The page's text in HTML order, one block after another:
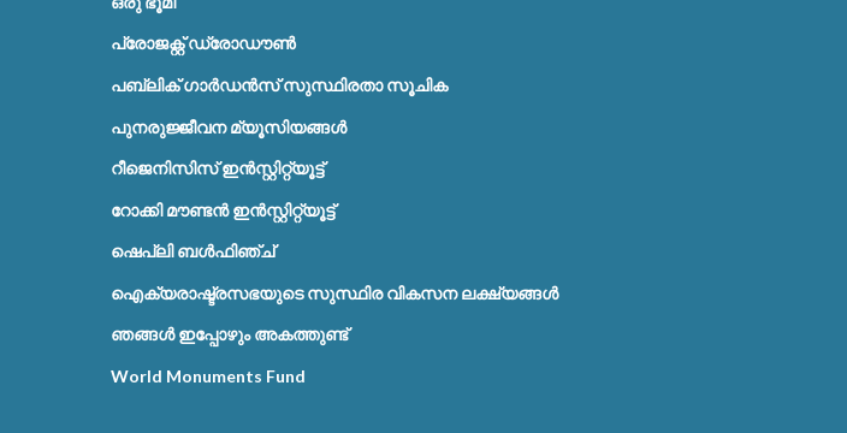
പ്രോജക്റ്റ് ഡ്രോഡൗൺ
പബ്ലിക് ഗാർഡൻസ് സുസ്ഥിരതാ സൂചിക
പുനരുജ്ജീവന മ്യൂസിയങ്ങൾ
റീജെനിസിസ് ഇൻസ്റ്റിറ്റ്യൂട്ട്
റോക്കി മൗണ്ടൻ ഇൻസ്റ്റിറ്റ്യൂട്ട്
ഷെപ്ലി ബൾഫിഞ്ച്
ഐക്യരാഷ്ട്രസഭയുടെ സുസ്ഥിര വികസന ലക്ഷ്യങ്ങൾ
ഞങ്ങൾ ഇപ്പോഴും അകത്തുണ്ട്
World Monuments Fund